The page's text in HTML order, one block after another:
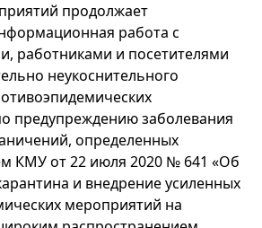
продолжает
работа с
работниками и посетителями
неукоснительного
предупреждению заболевания
определенных
КМУ от 22 июля 2020 № 641 «Об
и внедрение усиленных
мероприятий на